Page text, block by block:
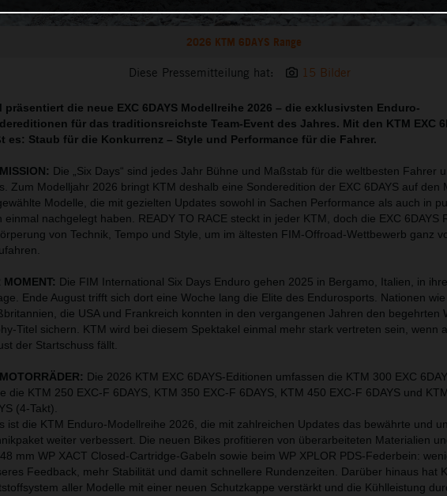
2026 KTM 6DAYS Range
Diese Pressemitteilung hat: 15 Bilder
präsentiert die neue EXC 6DAYS Modellreihe 2026 – die exklusivsten Enduro-
für das traditionsreichste Team-Event des Jahres. Mit den KTM EXC
es: Staub für die Konkurrenz – Style und Performance für die Fahrer.
Die „Six Days“ sind jedes Jahr Bühne und Maßstab für die weltbesten Fahrer
Zum Modelljahr 2026 bringt KTM deshalb eine Sonderedition der EXC 6DAYS auf den
Modelle, die mit gezielten Updates sowohl in Sachen Performance als auch in
einmal nachgelegt haben. READY TO RACE steckt in jeder KTM, doch die EXC 6DAYS
von Technik, Tempo und Style, um im ältesten FIM-Offroad-Wettbewerb ganz
MOMENT: Die FIM International Six Days Enduro gehen 2025 in Bergamo, Italien, in
Ende August trifft sich dort eine Woche lang die Elite des Endurosports. Nationen wie
die USA und Frankreich konnten in den vergangenen Jahren den begehrten
Titel sichern. KTM wird bei diesem Spektakel einmal mehr stark vertreten sein, wenn
der Startschuss fällt.
Die 2026 KTM EXC 6DAYS-Editionen umfassen die KTM 300 EXC
die KTM 250 EXC-F 6DAYS, KTM 350 EXC-F 6DAYS, KTM 450 EXC-F 6DAYS und
(4-Takt).
ist die KTM Enduro-Modellreihe 2026, die mit zahlreichen Updates das bewährte und
weiter verbessert. Die neuen Bikes profitieren von überarbeiteten Materialien
mm WP XACT Closed-Cartridge-Gabeln sowie beim WP XPLOR PDS-Federbein:
Feedback, mehr Stabilität und damit schnellere Rundenzeiten. Darüber hinaus hat
aller Modelle mit einer neuen Schutzkappe verstärkt und die Kühlleistung